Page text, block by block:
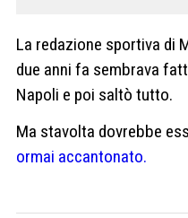
La redazione sportiva di
due anni fa sembrava
Napoli e poi saltò tutto.
Ma stavolta dovrebbe
ormai accantonato.